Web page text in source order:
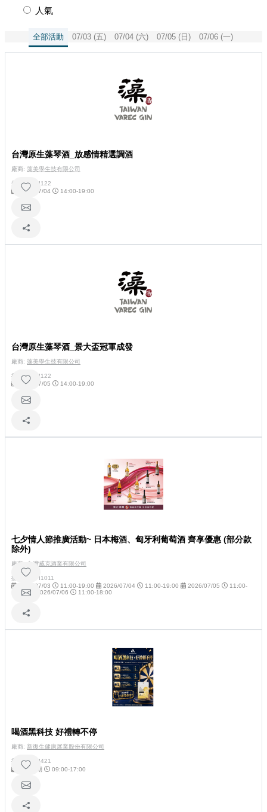
人氣
全部活動 07/03 (五) 07/04 (六) 07/05 (日) 07/06 (一)
台灣原生藻琴酒_放感情精選調酒
廠商: 藻美學生技有限公司
攤位號碼:
I122
2026/07/04
14:00-19:00
台灣原生藻琴酒_景大盃冠軍成發
廠商: 藻美學生技有限公司
攤位號碼:
I122
2026/07/05
14:00-19:00
七夕情人節推廣活動~ 日本梅酒、匈牙利葡萄酒 齊享優惠 (部分款
除外)
廠商: 台灣威克酒業有限公司
攤位號碼:
I1011
2026/07/03
11:00-19:00 2026/07/04 11:00-19:00 2026/07/05
11:00-
19:00
2026/07/06 11:00-18:00
喝酒黑科技 好禮轉不停
廠商: 新復生健康展業股份有限公司
攤位號碼:
I421
每日展期
09:00-17:00